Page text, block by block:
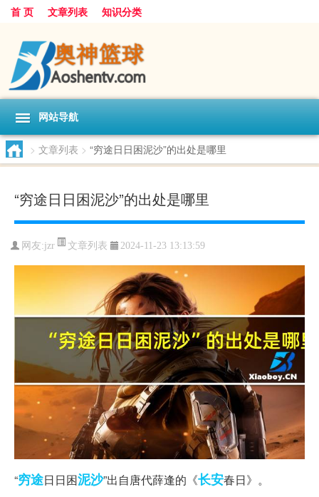
首 页 文章列表 知识分类
网站导航
> 文章列表 > “穷途日日困泥沙”的出处是哪里
“穷途日日困泥沙”的出处是哪里
网友:jzr 文章列表 2024-11-23 13:13:59
“穷途日日困泥沙”出自唐代薛逢的《长安春日》。